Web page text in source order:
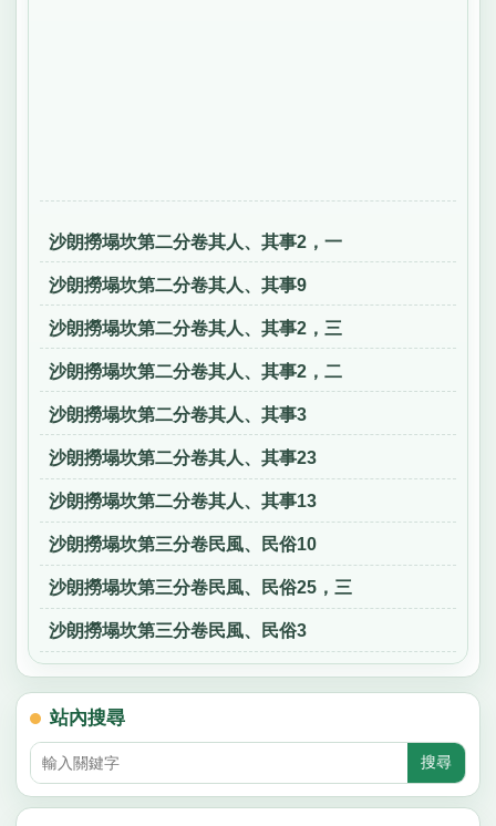
沙朗撈塌坎第二分卷其人、其事2，一
沙朗撈塌坎第二分卷其人、其事9
沙朗撈塌坎第二分卷其人、其事2，三
沙朗撈塌坎第二分卷其人、其事2，二
沙朗撈塌坎第二分卷其人、其事3
沙朗撈塌坎第二分卷其人、其事23
沙朗撈塌坎第二分卷其人、其事13
沙朗撈塌坎第三分卷民風、民俗10
沙朗撈塌坎第三分卷民風、民俗25，三
沙朗撈塌坎第三分卷民風、民俗3
站內搜尋